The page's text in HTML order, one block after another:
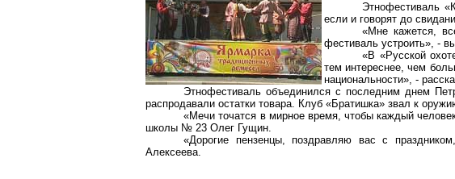
Этнофестиваль
если и говорят до
«Мне кажется,
фестиваль устроить», -
«В «Русской
тем интереснее, чем
национальности», -
Этнофестиваль объединился с последним днем
распродавали остатки товара. Клуб «Братишка» звал к
«Мечи точатся в мирное время, чтобы каждый
школы № 23 Олег Гущин.
«Дорогие пензенцы, поздравляю вас с
Алексеева.